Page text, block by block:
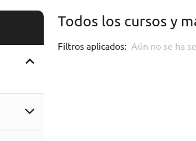
Todos los cursos y
Filtros aplicados: Aún no se ha